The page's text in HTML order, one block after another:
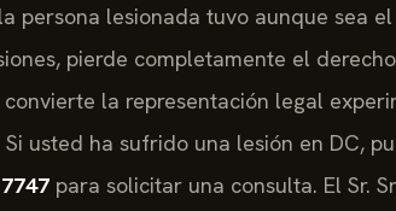
persona lesionada tuvo aunque sea
pierde completamente el
convierte la representación legal
usted ha sufrido una lesión en DC,
para solicitar una consulta. El Sr.